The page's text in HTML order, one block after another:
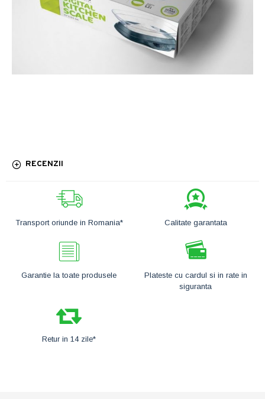
Transport oriunde in Romania* Calitate garantata
Garantie la toate produsele
Plateste cu cardul si in rate in
siguranta
Retur in 14 zile*
RECENZII